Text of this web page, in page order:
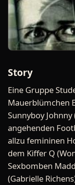
Story
Eine Gruppe
Mauerblümchen
Sunnyboy Johnny
angehenden
allzu femininen
dem Kiffer Q
Sexbomben
(Gabrielle